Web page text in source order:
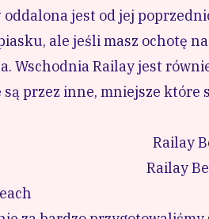
oddalona jest od jej
ale jeśli masz ochotę
Wschodnia Railay jest
są przez inne, mniejsze
Railay